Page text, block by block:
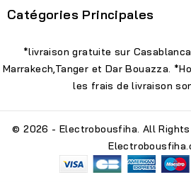
Catégories Principales
*livraison gratuite sur
Marrakech,Tanger et Dar Bouazza.
les frais de livraison
© 2026 - Electrobousfiha. All Rights